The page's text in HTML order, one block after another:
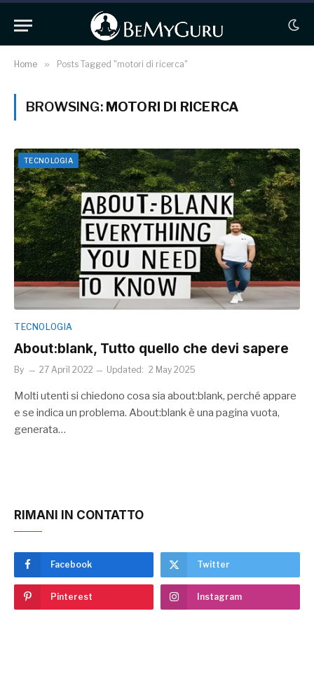
Home » Posts Tagged "motori di ricerca"
BROWSING: MOTORI DI RICERCA
TECNOLOGIA
TECNOLOGIA
About:blank, Tutto quello che devi sapere
By 27 April 2022 Updated: 2 May 2025
Molti utenti si chiedono cosa sia about:blank, perché appare
e se indica un problema. About:blank è una pagina vuota,
generata…
RIMANI IN CONTATTO
Facebook Twitter
Pinterest Instagram